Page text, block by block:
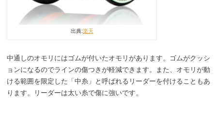
出典:楽天
中通しのオモリにはゴムが付いたオモリがあります。ゴムがクッシ
ョンになるのでラインの傷つきが軽減できます。また、オモリが動
ける範囲を限定した「中糸」と呼ばれるリーダーを付けることもあ
ります。リーダーは太い糸で傷に強いです。